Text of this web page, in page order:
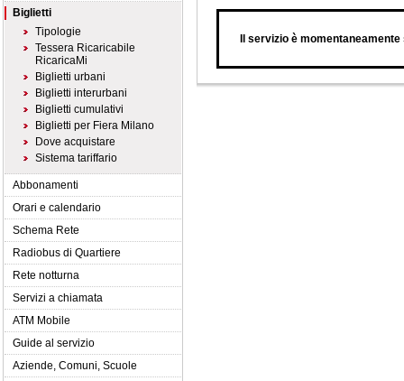
Biglietti
Tipologie
Tessera Ricaricabile
RicaricaMi
Biglietti urbani
Biglietti interurbani
Biglietti cumulativi
Biglietti per Fiera Milano
Dove acquistare
Sistema tariffario
Abbonamenti
Orari e calendario
Schema Rete
Radiobus di Quartiere
Rete notturna
Servizi a chiamata
ATM Mobile
Guide al servizio
Aziende, Comuni, Scuole
Il servizio è